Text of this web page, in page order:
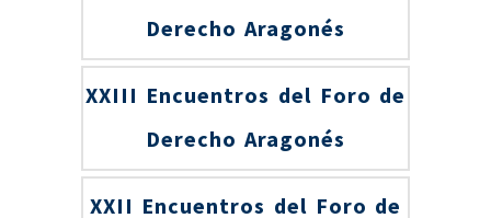
Derecho Aragonés
XXIII Encuentros del Foro de
Derecho Aragonés
XXII Encuentros del Foro de